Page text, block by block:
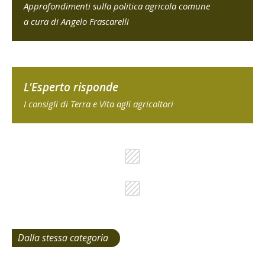
Approfondimenti sulla politica agricola comune
a cura di Angelo Frascarelli
L'Esperto risponde
I consigli di Terra e Vita agli agricoltori
Dalla stessa categoria